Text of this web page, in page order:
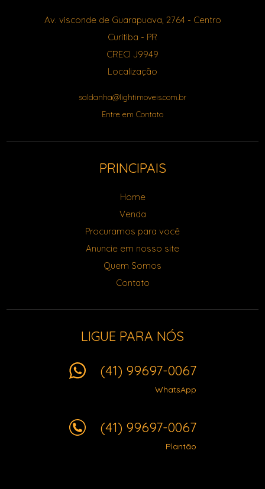
Av. visconde de Guarapuava, 2764- Centro
Curitiba - PR
CRECI J9949
Localização
saldanha@lightimoveis.com.br
Entre em Contato
PRINCIPAIS
Home
Venda
Procuramos para você
Anuncie em nosso site
Quem Somos
Contato
LIGUE PARA NÓS
(41) 99697-0067
WhatsApp
(41) 99697-0067
Plantão